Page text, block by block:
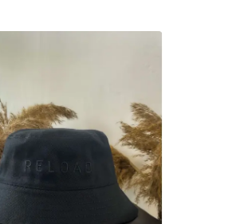
/ Україна